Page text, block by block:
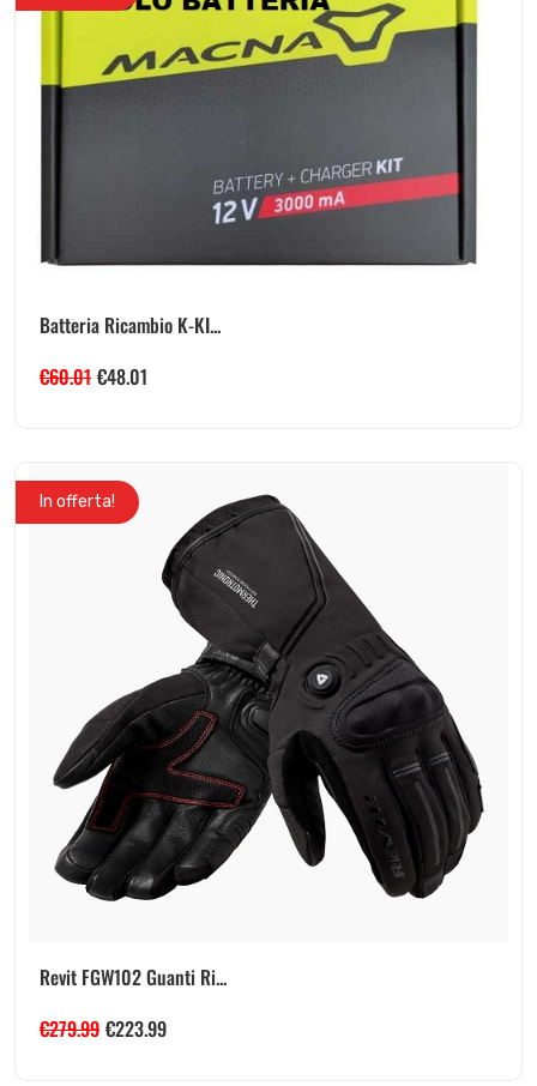
Batteria Ricambio K-KI...
€60.01 €48.01
In offerta!
Revit FGW102 Guanti Ri...
€279.99 €223.99